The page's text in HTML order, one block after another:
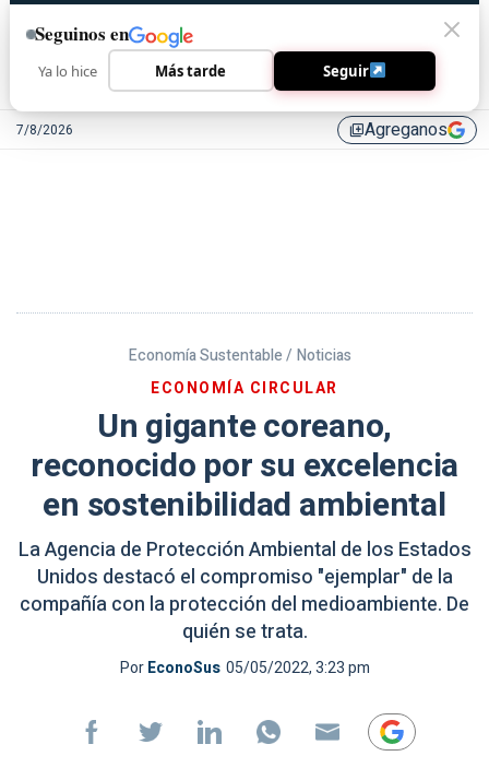
7/8/2026 library_addAgreganos
Economía Sustentable / Noticias
ECONOMÍA CIRCULAR
Un gigante coreano,
reconocido por su excelencia
en sostenibilidad ambiental
La Agencia de Protección Ambiental de los Estados
Unidos destacó el compromiso "ejemplar" de la
compañía con la protección del medioambiente. De
quién se trata.
PorEconoSus 05/05/2022, 3:23 pm
Seguinos en
Ya lo hice Más tarde Seguir